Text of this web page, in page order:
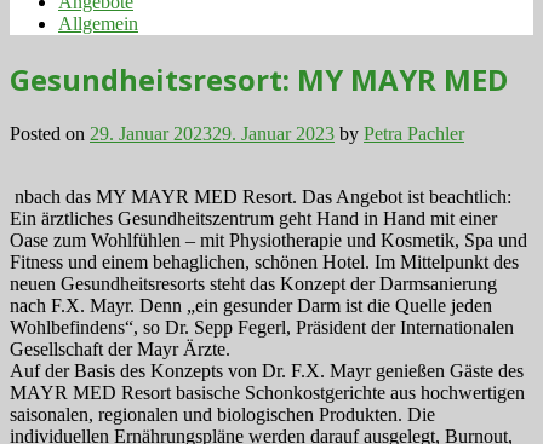
Allgemein
Gesundheitsresort: MY MAYR MED
Posted on 29. Januar 202329. Januar 2023 by Petra Pachler
nbach das MY MAYR MED Resort. Das Angebot ist beachtlich:
Ein ärztliches Gesundheitszentrum geht Hand in Hand mit einer
Oase zum Wohlfühlen – mit Physiotherapie und Kosmetik, Spa und
Fitness und einem behaglichen, schönen Hotel. Im Mittelpunkt des
neuen Gesundheitsresorts steht das Konzept der Darmsanierung
nach F.X. Mayr. Denn „ein gesunder Darm ist die Quelle jeden
Wohlbefindens“, so Dr. Sepp Fegerl, Präsident der Internationalen
Gesellschaft der Mayr Ärzte.
Auf der Basis des Konzepts von Dr. F.X. Mayr genießen Gäste des
MAYR MED Resort basische Schonkostgerichte aus hochwertigen
saisonalen, regionalen und biologischen Produkten. Die
individuellen Ernährungspläne werden darauf ausgelegt, Burnout,